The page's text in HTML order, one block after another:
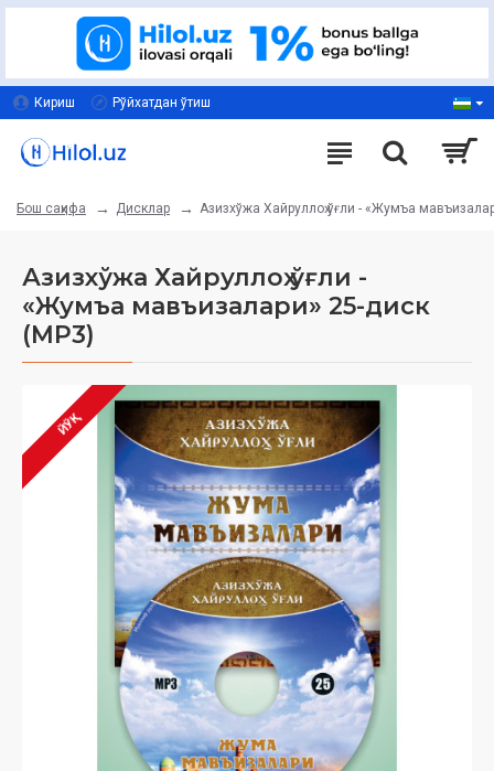
Кириш Рўйхатдан ўтиш
Бош саҳифа Дисклар Азизхўжа Хайруллоҳ ўғли - «Жумъа
Азизхўжа Хайруллоҳ ўғли -
«Жумъа мавъизалари» 25-диск
(МР3)
ЙЎҚ